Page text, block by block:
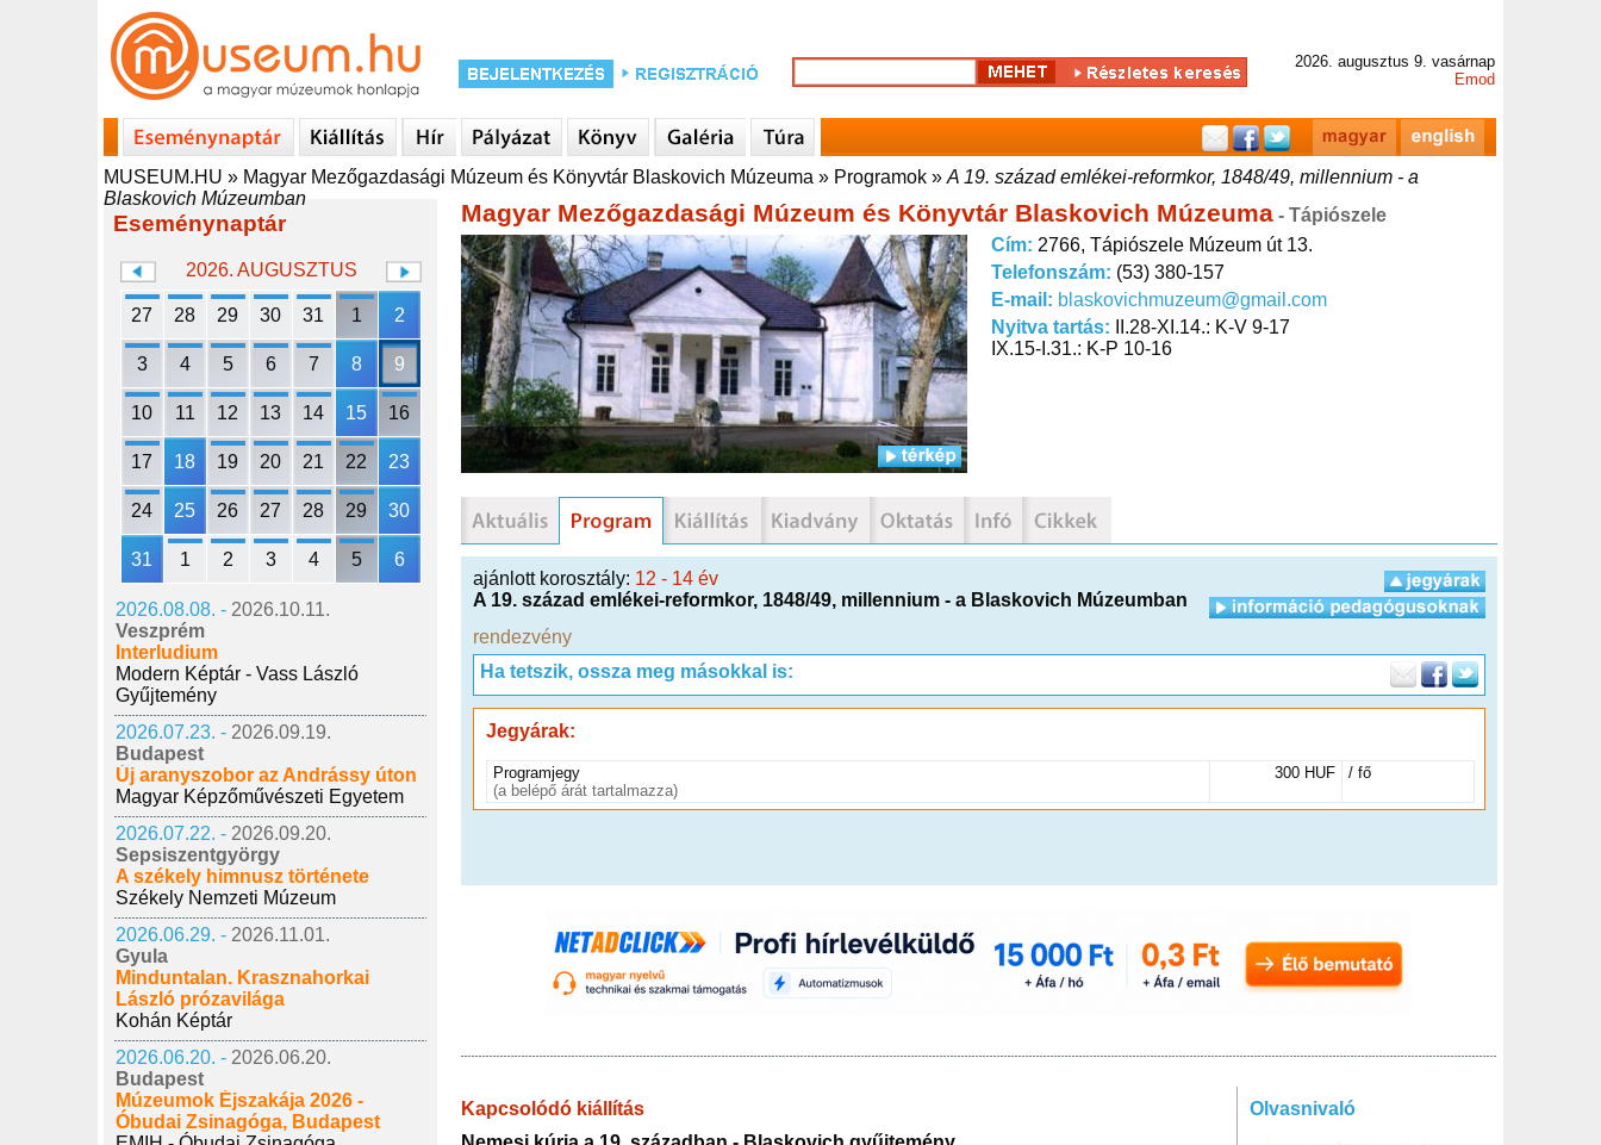
2026. augusztus 9. vasárnap
Emod
MUSEUM.HU » Magyar Mezőgazdasági Múzeum és Könyvtár Blaskovich Múzeuma » Programok » A 19. század emlékei-reformkor, 1848/49, millennium - a
Blaskovich Múzeumban
Eseménynaptár
2026. AUGUSZTUS
27 28 29 30 31 1 2
3 4 5 6 7 8 9
10 11 12 13 14 15 16
17 18 19 20 21 22 23
24 25 26 27 28 29 30
31 1 2 3 4 5 6
2026.08.08. - 2026.10.11.
Veszprém
Interludium
Modern Képtár - Vass László
Gyűjtemény
2026.07.23. - 2026.09.19.
Budapest
Új aranyszobor az Andrássy úton
Magyar Képzőművészeti Egyetem
2026.07.22. - 2026.09.20.
Sepsiszentgyörgy
A székely himnusz története
Székely Nemzeti Múzeum
2026.06.29. - 2026.11.01.
Gyula
Minduntalan. Krasznahorkai
László prózavilága
Kohán Képtár
2026.06.20. - 2026.06.20.
Budapest
Múzeumok Éjszakája 2026 -
Óbudai Zsinagóga, Budapest
Magyar Mezőgazdasági Múzeum és Könyvtár Blaskovich Múzeuma - Tápiószele
Cím: 2766, Tápiószele Múzeum út 13.
Telefonszám: (53) 380-157
E-mail: blaskovichmuzeum@gmail.com
Nyitva tartás:
II.28-XI.14.: K-V 9-17
IX.15-I.31.: K-P 10-16
ajánlott korosztály: 12 - 14 év
A 19. század emlékei-reformkor, 1848/49, millennium - a Blaskovich Múzeumban
rendezvény
Ha tetszik, ossza meg másokkal is:
Jegyárak:
Programjegy
(a belépő árát tartalmazza)
300 HUF / fő
Kapcsolódó kiállítás
Olvasnivaló